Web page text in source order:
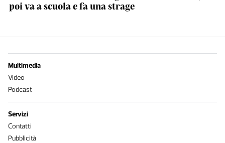
poi va a scuola e fa una strage
Multimedia
Video
Podcast
Servizi
Contatti
Pubblicità